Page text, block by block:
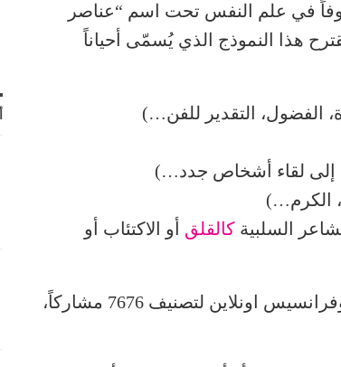
في علم النفس تحت اسم “عناصر
هذا النموذج الذي يُسمّى أحياناً
الفضول، التقدير للفن…)
إلى لقاء أشخاص جدد…)
الكرم…)
السلبية كالقلق أو الاكتئاب أو
استُخدم هذا النموذج في دراسة نشرت على تايلور وفرانسيس اونلاين لتصنيف 7676 مشاركاً،